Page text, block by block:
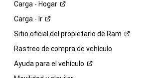
Carga - Hogar
Carga - Ir
Sitio oficial del propietario de Ram
Rastreo de compra de vehículo
Ayuda para el vehículo